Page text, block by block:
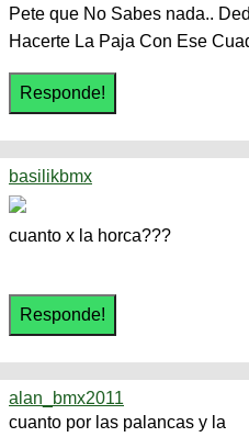
Pete que No Sabes nada..
Hacerte La Paja Con Ese
basilikbmx
cuanto x la horca???
alan_bmx2011
cuanto por las palancas y la